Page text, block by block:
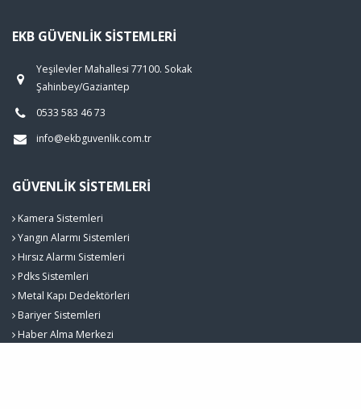
EKB GÜVENLIK SISTEMLERI
Yeşilevler Mahallesi 77100. Sokak
Şahinbey/Gaziantep
0533 583 46 73
info@ekbguvenlik.com.tr
GÜVENLIK SISTEMLERI
Kamera Sistemleri
Yangın Alarmı Sistemleri
Hırsız Alarmı Sistemleri
Pdks Sistemleri
Metal Kapı Dedektörleri
Bariyer Sistemleri
Haber Alma Merkezi